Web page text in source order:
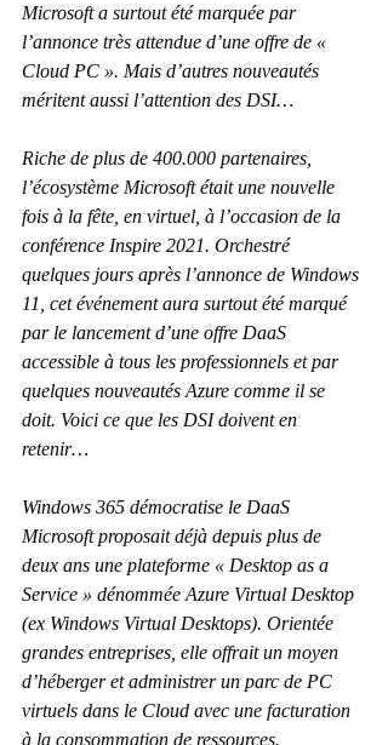
Microsoft a surtout été marquée par
l’annonce très attendue d’une offre de «
Cloud PC ». Mais d’autres nouveautés
méritent aussi l’attention des DSI…
Riche de plus de 400.000 partenaires,
l’écosystème Microsoft était une nouvelle
fois à la fête, en virtuel, à l’occasion de la
conférence Inspire 2021. Orchestré
quelques jours après l’annonce de Windows
11, cet événement aura surtout été marqué
par le lancement d’une offre DaaS
accessible à tous les professionnels et par
quelques nouveautés Azure comme il se
doit. Voici ce que les DSI doivent en
retenir…
Windows 365 démocratise le DaaS
Microsoft proposait déjà depuis plus de
deux ans une plateforme « Desktop as a
Service » dénommée Azure Virtual Desktop
(ex Windows Virtual Desktops). Orientée
grandes entreprises, elle offrait un moyen
d’héberger et administrer un parc de PC
virtuels dans le Cloud avec une facturation
à la consommation de ressources.